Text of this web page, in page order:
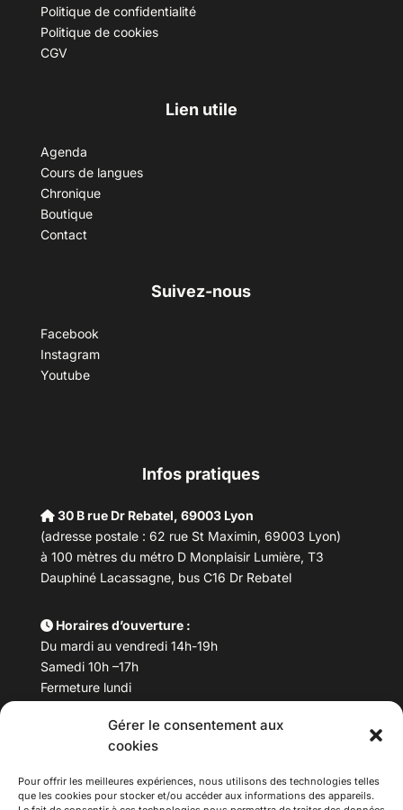
Gérer le consentement aux
cookies
Pour offrir les meilleures expériences, nous utilisons des technologies telles
que les cookies pour stocker et/ou accéder aux informations des appareils.
Politique de confidentialité
Politique de cookies
CGV
Lien utile
Agenda
Cours de langues
Chronique
Boutique
Contact
Suivez-nous
Facebook
Instagram
Youtube
Infos pratiques
30 B rue Dr Rebatel, 69003 Lyon
(adresse postale : 62 rue St Maximin, 69003 Lyon)
à 100 mètres du métro D Monplaisir Lumière, T3
Dauphiné Lacassagne, bus C16 Dr Rebatel
Horaires d’ouverture :
Du mardi au vendredi 14h-19h
Samedi 10h –17h
Fermeture lundi
Téléphone : 04 78 53 06 40
maisondesculturesasiatiques@asiexpo.com